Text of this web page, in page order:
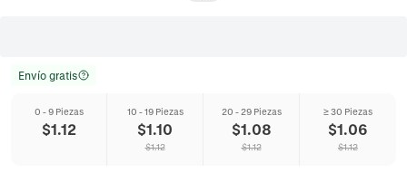
Envío gratis
0 - 9 Piezas
$1.12
10 - 19 Piezas
$1.10
$1.12
20 - 29 Piezas
$1.08
$1.12
≥ 30 Piezas
$1.06
$1.12